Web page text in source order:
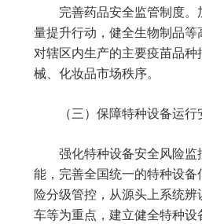
完善药品安全监管制度
量提升行动，健全生物制品
对辖区内生产的主要疫苗品
械、化妆品市场秩序。
（三）保障特种设备运行
强化特种设备安全风险
能，完善全国统一的特种设
险分级管控，从源头上系统
车等为重点，建立健全特种